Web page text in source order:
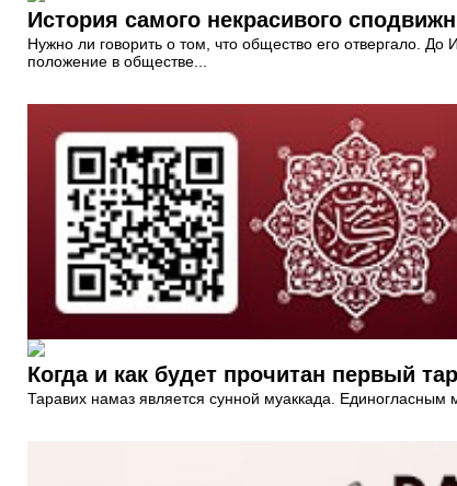
Нужно ли говорить о том, что общество его отвергало.
положение в обществе...
Когда и как будет прочитан первый
Таравих намаз является сунной муаккада. Единогласным